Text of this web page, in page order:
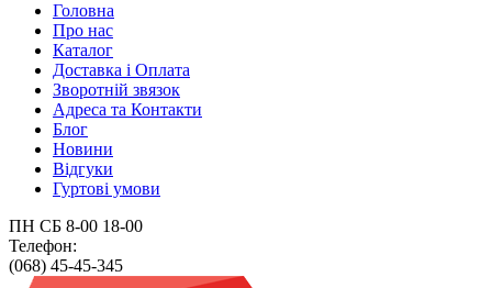
Головна
Про нас
Каталог
Доставка і Оплата
Зворотній звязок
Адреса та Контакти
Блог
Новини
Відгуки
Гуртові умови
ПН СБ 8-00 18-00
Телефон:
(068) 45-45-345